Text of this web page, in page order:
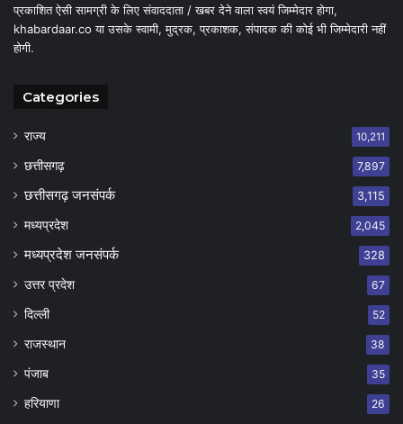
प्रकाशित ऐसी सामग्री के लिए संवाददाता / खबर देने वाला स्वयं जिम्मेदार होगा,
khabardaar.co या उसके स्वामी, मुद्रक, प्रकाशक, संपादक की कोई भी जिम्मेदारी नहीं
होगी.
Categories
राज्य 10,211
छत्तीसगढ़ 7,897
छत्तीसगढ़ जनसंपर्क 3,115
मध्यप्रदेश 2,045
मध्यप्रदेश जनसंपर्क 328
उत्तर प्रदेश 67
दिल्ली 52
राजस्थान 38
पंजाब 35
हरियाणा 26